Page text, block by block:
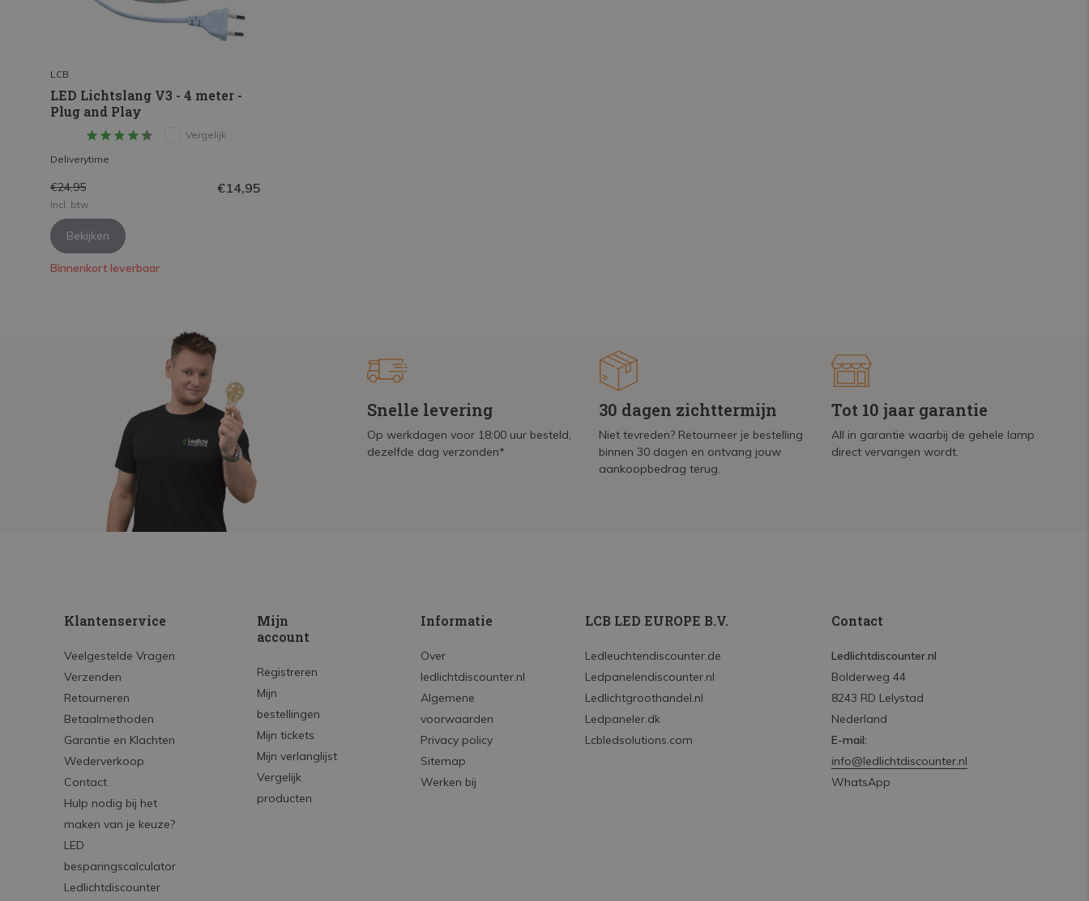
LCB
LED Lichtslang V3 - 4 meter -
Plug and Play
Vergelijk
Deliverytime
€24,95 €14,95
Incl. btw
Bekijken
Binnenkort leverbaar
Snelle levering
Op werkdagen voor 18:00 uur besteld,
dezelfde dag verzonden*
30 dagen zichttermijn
Niet tevreden? Retourneer je bestelling
binnen 30 dagen en ontvang jouw
aankoopbedrag terug.
Tot 10 jaar garantie
All in garantie waarbij de gehele lamp
direct vervangen wordt.
Klantenservice
Veelgestelde Vragen
Verzenden
Retourneren
Betaalmethoden
Garantie en Klachten
Wederverkoop
Contact
Hulp nodig bij het
maken van je keuze?
LED
besparingscalculator
Ledlichtdiscounter
Mijn
account
Registreren
Mijn
bestellingen
Mijn tickets
Mijn verlanglijst
Vergelijk
producten
Informatie
Over
ledlichtdiscounter.nl
Algemene
voorwaarden
Privacy policy
Sitemap
Werken bij
LCB LED EUROPE B.V.
Ledleuchtendiscounter.de
Ledpanelendiscounter.nl
Ledlichtgroothandel.nl
Ledpaneler.dk
Lcbledsolutions.com
Contact
Ledlichtdiscounter.nl
Bolderweg 44
8243 RD Lelystad
Nederland
E-mail:
info@ledlichtdiscounter.nl
WhatsApp